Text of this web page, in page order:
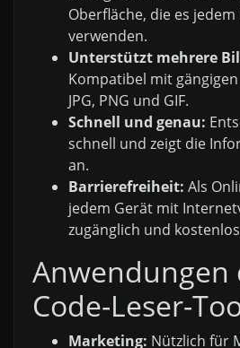
Oberfläche, die es
verwenden.
Unterstützt mehrere
Kompatibel mit
JPG, PNG und GIF.
Schnell und genau:
schnell und zeigt die
an.
Barrierefreiheit: Als
jedem Gerät mit
zugänglich und
Anwendungen
Code-Leser-
Marketing: Nützlich für